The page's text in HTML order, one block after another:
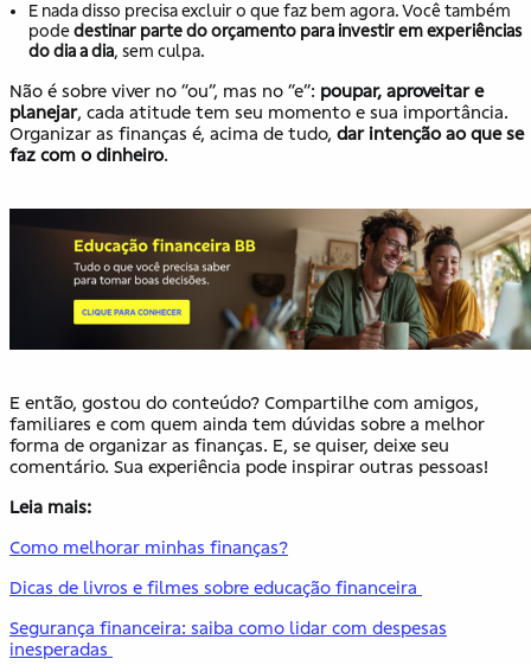
E nada disso precisa excluir o que faz bem agora. Você também
podedestinar parte do orçamento para investir em experiências
do dia a dia, sem culpa.
Não é sobre viver no “ou”, mas no “e”: poupar, aproveitar e
planejar, cada atitude tem seu momento e sua importância.
Organizar as finanças é, acima de tudo, dar intenção ao que se
faz com o dinheiro.
E então, gostou do conteúdo? Compartilhe com amigos,
familiares e com quem ainda tem dúvidas sobre a melhor
forma de organizar as finanças. E, se quiser, deixe seu
comentário. Sua experiência pode inspirar outras pessoas!
Leia mais:
Como melhorar minhas finanças?
Dicas de livros e filmes sobre educação financeira
Segurança financeira: saiba como lidar com despesas
inesperadas